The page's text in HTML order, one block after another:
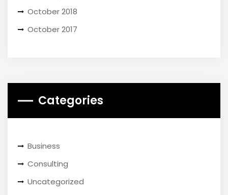
October 2018
October 2017
Categories
Business
Consulting
Uncategorized